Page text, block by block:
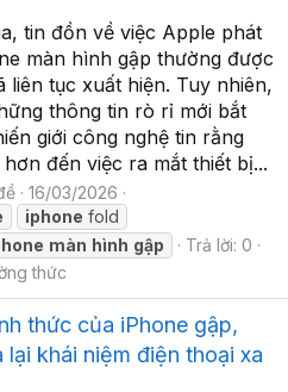
tin đồn về việc Apple phát
màn hình gập thường được
liên tục xuất hiện. Tuy nhiên,
thông tin rò rỉ mới bắt
giới công nghệ tin rằng
đến việc ra mắt thiết bị...
16/03/2026
iphone fold
màn hình gập
Trả lời: 0
thức
thức của iPhone gập,
lại khái niệm điện thoại xa